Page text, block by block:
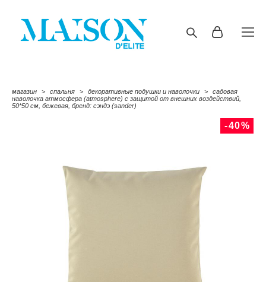
магазин > спальня > декоративные подушки и наволочки >
садовая
наволочка атмосфера (atmosphere) с защитой от внешних воздействий,
50*50 cм, бежевая, бренд: сэндэ (sander)
-40%